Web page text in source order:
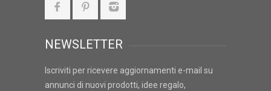
NEWSLETTER
Iscriviti per ricevere aggiornamenti e-mail su
annunci di nuovi prodotti, idee regalo,